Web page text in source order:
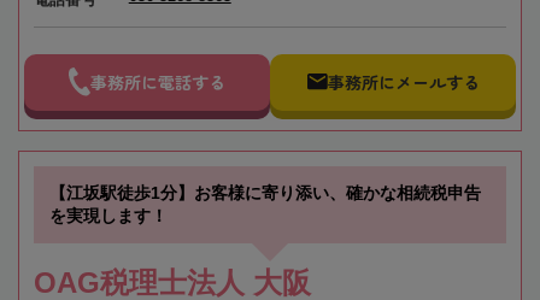
事務所に電話する 事務所にメールする
【江坂駅徒歩1分】お客様に寄り添い、確かな相続税申告
を実現します！
OAG税理士法人 大阪